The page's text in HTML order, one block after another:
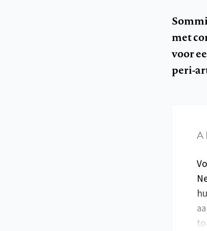
met
voor
peri-